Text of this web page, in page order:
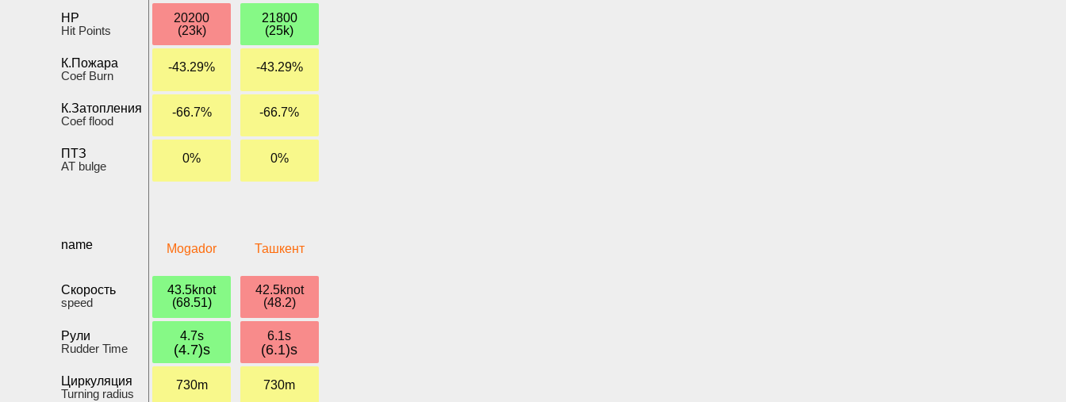
HP
Hit Points
К.Пожара
Coef Burn
К.Затопления
Coef flood
ПТЗ
AT bulge
name
Скорость
speed
Рули
Rudder Time
Циркуляция
Turning radius
20200
(23k)
-43.29%
-66.7%
0%
Mogador
43.5knot
(68.51)
4.7s
(4.7)s
730m
21800
(25k)
-43.29%
-66.7%
0%
Ташкент
42.5knot
(48.2)
6.1s
(6.1)s
730m